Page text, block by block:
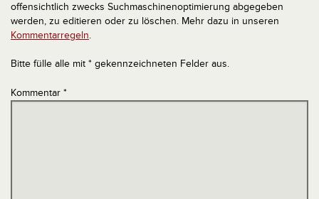
offensichtlich zwecks Suchmaschinenoptimierung abgegeben
werden, zu editieren oder zu löschen. Mehr dazu in unseren
Kommentarregeln.
Bitte fülle alle mit * gekennzeichneten Felder aus.
Kommentar *